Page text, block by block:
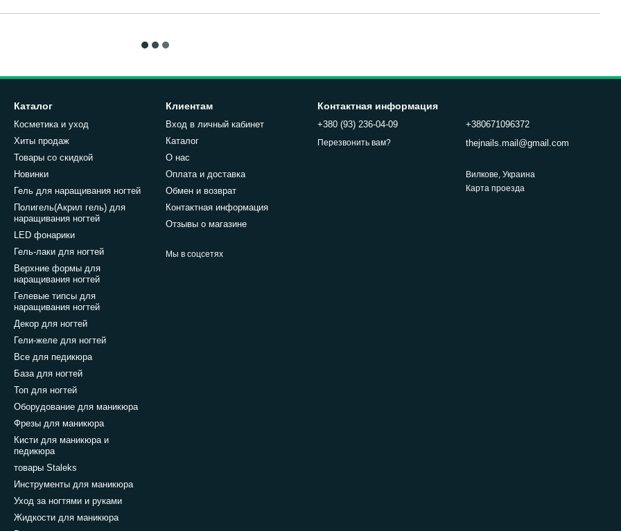
Каталог
Косметика и уход
Хиты продаж
Товары со скидкой
Новинки
Гель для наращивания ногтей
Полигель(Акрил гель) для
наращивания ногтей
LED фонарики
Гель-лаки для ногтей
Верхние формы для
наращивания ногтей
Гелевые типсы для
наращивания ногтей
Декор для ногтей
Гели-желе для ногтей
Все для педикюра
База для ногтей
Топ для ногтей
Оборудование для маникюра
Фрезы для маникюра
Кисти для маникюра и
педикюра
товары Staleks
Инструменты для маникюра
Уход за ногтями и руками
Жидкости для маникюра
Клиентам
Вход в личный кабинет
Каталог
О нас
Оплата и доставка
Обмен и возврат
Контактная информация
Отзывы о магазине
Мы в соцсетях
Контактная информация
+380 (93) 236-04-09
Перезвонить вам?
+380671096372
thejnails.mail@gmail.com
Вилкове, Украина
Карта проезда